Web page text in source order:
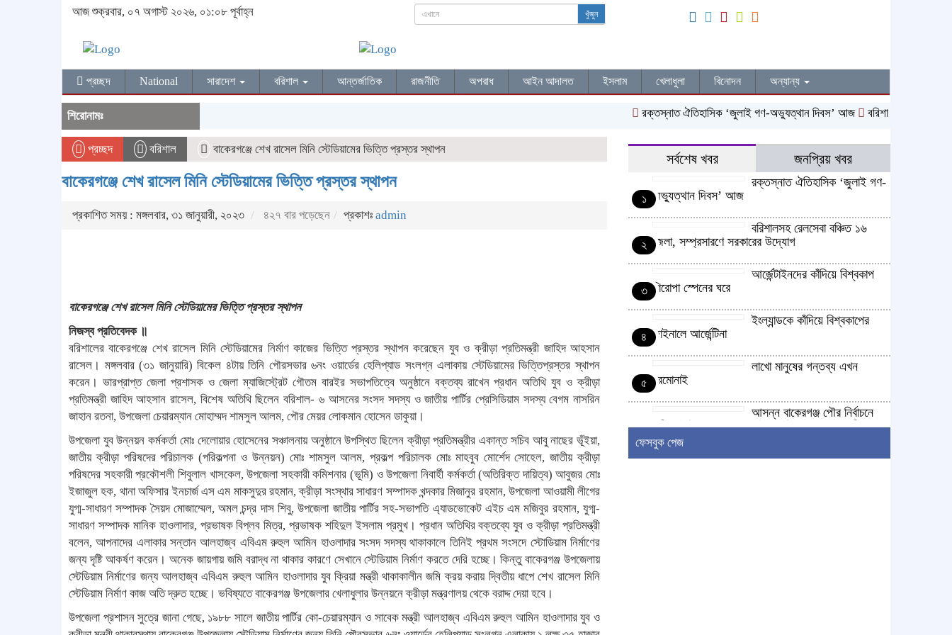
আজ শুক্রবার, ০৭ অগাস্ট ২০২৬, ০১:০৮ পূর্বাহ্ন খুঁজুন
প্রচ্ছদ National সারাদেশ বরিশাল আন্তর্জাতিক রাজনীতি অপরাধ আইন আদালত ইসলাম খেলাধুলা বিনোদন অন্যান্য
শিরোনামঃ রক্তস্নাত ঐতিহাসিক ‌‘জুলাই গণ-অভ্যুত্থান দিবস’ আজ বরিশালসহ রেলসেবা
প্রচ্ছদ বরিশাল বাকেরগঞ্জে শেখ রাসেল মিনি স্টেডিয়ামের ভিত্তি প্রস্তর স্থাপন
বাকেরগঞ্জে শেখ রাসেল মিনি স্টেডিয়ামের ভিত্তি প্রস্তর স্থাপন
প্রকাশিত সময় : মঙ্গলবার, ৩১ জানুয়ারী, ২০২৩ ৪২৭ বার পড়েছেন প্রকাশঃ admin
বাকেরগঞ্জে শেখ রাসেল মিনি স্টেডিয়ামের ভিত্তি প্রস্তর স্থাপন
নিজস্ব প্রতিবেদক ॥
বরিশালের বাকেরগঞ্জে শেখ রাসেল মিনি স্টেডিয়ামের নির্মাণ কাজের ভিত্তি প্রস্তর স্থাপন করেছেন যুব ও ক্রীড়া প্রতিমন্ত্রী জাহিদ আহসান
রাসেল। মঙ্গলবার (৩১ জানুয়ারি) বিকেল ৪টায় তিনি পৌরসভার ৬নং ওয়ার্ডের হেলিপ্যাড সংলগ্ন এলাকায় স্টেডিয়ামের ভিত্তিপ্রস্তর স্থাপন
করেন। ভারপ্রাপ্ত জেলা প্রশাসক ও জেলা ম্যাজিস্ট্রেট গৌতম বারইর সভাপতিত্বে অনুষ্ঠানে বক্তব্য রাখেন প্রধান অতিথি যুব ও ক্রীড়া
প্রতিমন্ত্রী জাহিদ আহসান রাসেল, বিশেষ অতিথি ছিলেন বরিশাল- ৬ আসনের সংসদ সদস্য ও জাতীয় পার্টির প্রেসিডিয়াম সদস্য বেগম নাসরিন
জাহান রতনা, উপজেলা চেয়ারম্যান মোহাম্মদ শামসুল আলম, পৌর মেয়র লোকমান হোসেন ডাকুয়া।
উপজেলা যুব উন্নয়ন কর্মকর্তা মোঃ দেলোয়ার হোসেনের সঞ্চালনায় অনুষ্ঠানে উপস্থিত ছিলেন ক্রীড়া প্রতিমন্ত্রীর একান্ত সচিব আবু নাছের ভূঁইয়া,
জাতীয় ক্রীড়া পরিষদের পরিচালক (পরিকল্পনা ও উন্নয়ন) মোঃ শামসুল আলম, প্রকল্প পরিচালক মোঃ মাহবুব মোর্শেদ সোহেল, জাতীয় ক্রীড়া
পরিষদের সহকারী প্রকৌশলী শিবুলাল খাসকেল, উপজেলা সহকারী কমিশনার (ভূমি) ও উপজেলা নিবার্হী কর্মকর্তা (অতিরিক্ত দায়িত্ব) আবুজর মোঃ
ইজাজুল হক, থানা অফিসার ইনচার্জ এস এম মাকসুদুর রহমান, ক্রীড়া সংস্থার সাধারণ সম্পাদক খন্দকার মিজানুর রহমান, উপজেলা আওয়ামী লীগের
যুগ্ম-সাধারণ সম্পাদক সৈয়দ মোজাম্মেল, অমল চন্দ্র দাস শিবু, উপজেলা জাতীয় পার্টির সহ-সভাপতি এ্যাডভোকেট এইচ এম মজিবুর রহমান, যুগ্ম-
সাধারণ সম্পাদক মানিক হাওলাদার, প্রভাষক বিপ্লব মিত্র, প্রভাষক শহিদুল ইসলাম প্রমুখ। প্রধান অতিথির বক্তব্যে যুব ও ক্রীড়া প্রতিমন্ত্রী
বলেন, আপনাদের এলাকার সন্তান আলহাজ্ব এবিএম রুহুল আমিন হাওলাদার সংসদ সদস্য থাকাকালে তিনিই প্রথম সংসদে স্টোডিয়াম নির্মাণের
জন্য দৃষ্টি আকর্ষণ করেন। অনেক জায়গায় জমি বরাদ্ধ না থাকার কারণে সেখানে স্টেডিয়াম নির্মাণ করতে দেরি হচ্ছে। কিন্তু বাকেরগঞ্জ উপজেলায়
স্টেডিয়াম নির্মাণের জন্য আলহাজ্ব এবিএম রুহুল আমিন হাওলাদার যুব ক্রিয়া মন্ত্রী থাকাকালীন জমি ক্রয় করায় দ্বিতীয় ধাপে শেখ রাসেল মিনি
স্টেডিয়াম নির্মাণ কাজ অতি দ্রুত হচ্ছে। ভবিষ্যতে বাকেরগঞ্জ উপজেলার খেলাধুলার উন্নয়নে ক্রীড়া মন্ত্রণালয় থেকে বরাদ্দ দেয়া হবে।
উপজেলা প্রশাসন সুত্রে জানা গেছে, ১৯৮৮ সালে জাতীয় পার্টির কো-চেয়ারম্যান ও সাবেক মন্ত্রী আলহাজ্ব এবিএম রুহুল আমিন হাওলাদার যুব ও
সর্বশেষ খবর জনপ্রিয় খবর
১
রক্তস্নাত ঐতিহাসিক ‌‘জুলাই গণ-
অভ্যুত্থান দিবস’ আজ
২
বরিশালসহ রেলসেবা বঞ্চিত ১৬
জেলা, সম্প্রসারণে সরকারের উদ্যোগ
৩
আর্জেন্টাইনদের কাঁদিয়ে বিশ্বকাপ
শিরোপা স্পেনের ঘরে
৪
ইংল্যান্ডকে কাঁদিয়ে বিশ্বকাপের
ফাইনালে আর্জেন্টিনা
৫
লাখো মানুষের গন্তব্য এখন
চরমোনাই
৬
আসন্ন বাকেরগঞ্জ পৌর নির্বাচনে
নারী কাউন্সিলর পদে দোয়া চাইলেন বিএমএসএফ নেত্রী
সাবরিনা আক্তার জিয়া
ফেসবুক পেজ